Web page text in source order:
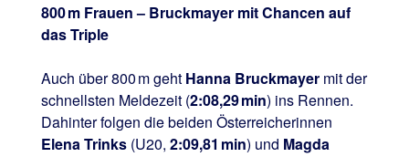
800 m Frauen – Bruckmayer mit Chancen auf
das Triple
Auch über 800 m geht Hanna Bruckmayermit der
schnellsten Meldezeit (2:08,29 min) ins Rennen.
Dahinter folgen die beiden Österreicherinnen
Elena Trinks(U20, 2:09,81 min) und Magda